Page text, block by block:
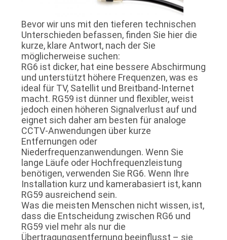
Bevor wir uns mit den tieferen technischen
Unterschieden befassen, finden Sie hier die
kurze, klare Antwort, nach der Sie
möglicherweise suchen:
RG6 ist dicker, hat eine bessere Abschirmung
und unterstützt höhere Frequenzen, was es
ideal für TV, Satellit und Breitband-Internet
macht. RG59 ist dünner und flexibler, weist
jedoch einen höheren Signalverlust auf und
eignet sich daher am besten für analoge
CCTV-Anwendungen über kurze
Entfernungen oder
Niederfrequenzanwendungen. Wenn Sie
lange Läufe oder Hochfrequenzleistung
benötigen, verwenden Sie RG6. Wenn Ihre
Installation kurz und kamerabasiert ist, kann
RG59 ausreichend sein.
Was die meisten Menschen nicht wissen, ist,
dass die Entscheidung zwischen RG6 und
RG59 viel mehr als nur die
Übertragungsentfernung beeinflusst – sie